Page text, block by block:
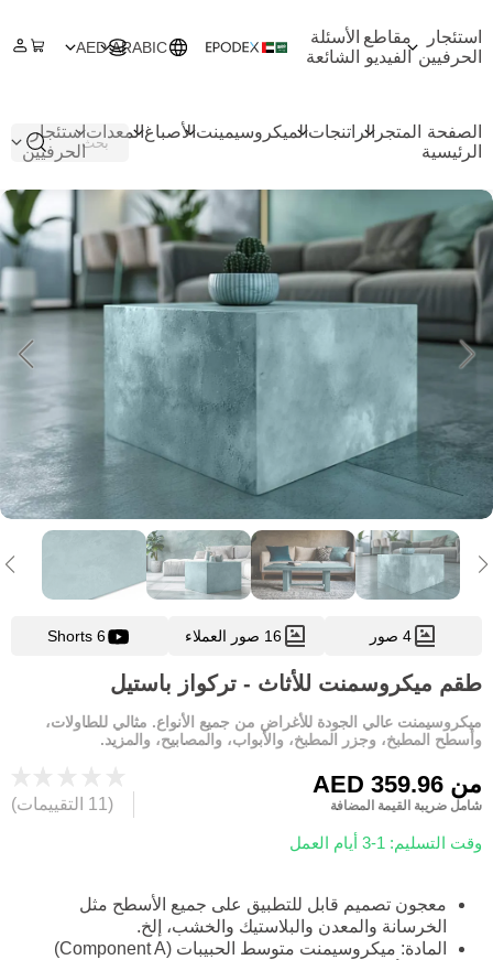
استئجار
الحرفيين
مقاطع
الفيديو
الأسئلة
الشائعة
ARABIC
AED
الصفحة
الرئيسية
المتجر الراتنجاتالميكروسيمينتالأصباغالمعداتاستئجار
الحرفيين
4 صور 16 صور العملاء 6 Shorts
طقم ميكروسمنت للأثاث - تركواز باستيل
ميكروسيمنت عالي الجودة للأغراض من جميع الأنواع. مثالي للطاولات،
وأسطح المطبخ، وجزر المطبخ، والأبواب، والمصابيح، والمزيد.
من
شامل ضريبة القيمة المضافة
وقت التسليم: 1-3 أيام العمل
(11 التقييمات)
معجون تصميم قابل للتطبيق على جميع الأسطح مثل
الخرسانة والمعدن والبلاستيك والخشب، إلخ.
المادة: ميكروسيمنت متوسط الحبيبات (Component A)